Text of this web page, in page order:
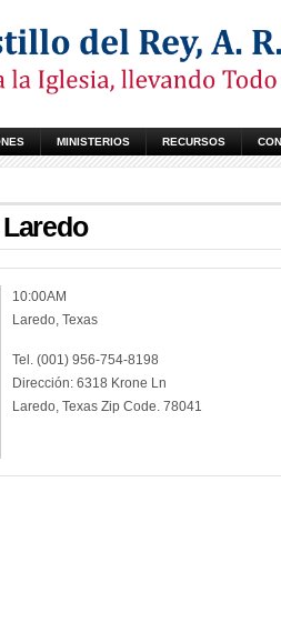
MINISTERIOS RECURSOS
10:00AM
Laredo, Texas
Tel. (001) 956-754-8198
Dirección: 6318 Krone Ln
Laredo, Texas Zip Code. 78041